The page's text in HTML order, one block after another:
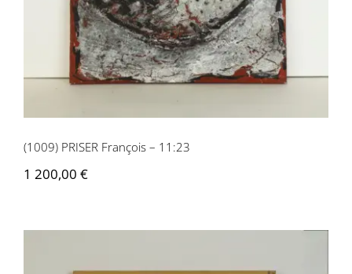
(1009) PRISER François – 11:23
1 200,00 €